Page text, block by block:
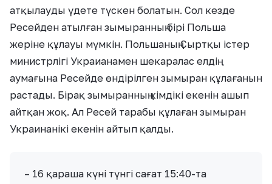
атқылауды үдете түскен болатын. Сол кезде
Ресейден атылған зымыранның бірі Польша
жеріне құлауы мүмкін. Польшаның Сыртқы істер
министрлігі Украианамен шекаралас елдің
аумағына Ресейде өндірілген зымыран құлағанын
растады. Бірақ зымыранның кімдікі екенін ашып
айтқан жоқ. Ал Ресей тарабы құлаған зымыран
Украинанікі екенін айтып қалды.
– 16 қараша күні түнгі сағат 15:40-та